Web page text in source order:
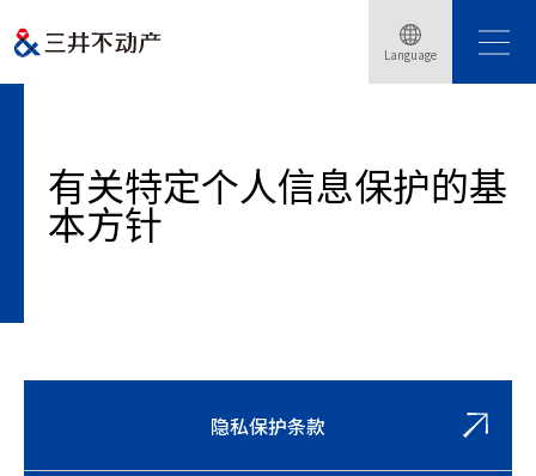
Language
Home
有关特定个人信息保护的基
本方针
隐私保护条款